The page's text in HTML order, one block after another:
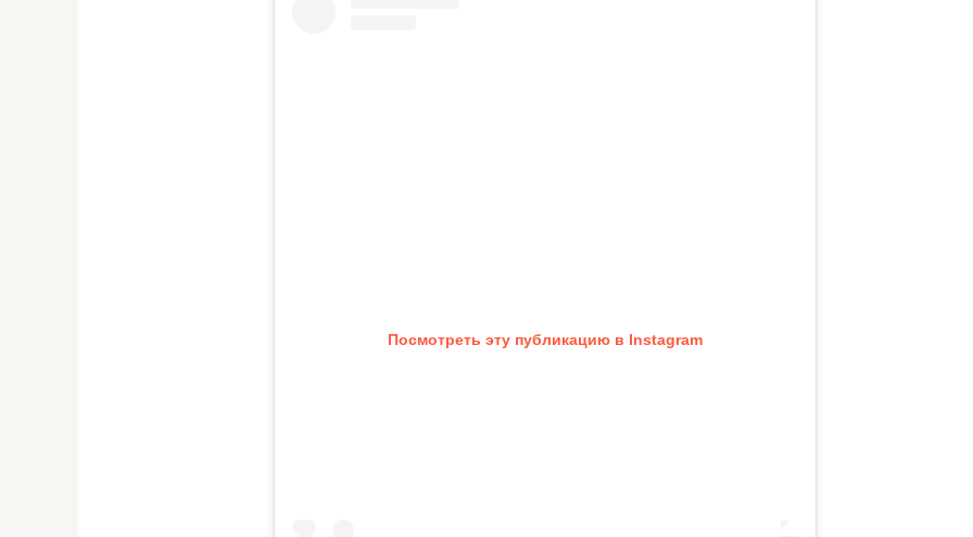
Посмотреть эту публикацию в Instagram